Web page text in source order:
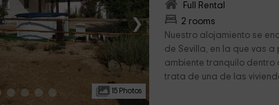
›
15 Photos
Full Rental
2 rooms
Nuestro alojamiento se
de Sevilla, en la que vas
ambiente tranquilo dentro
trata de una de las